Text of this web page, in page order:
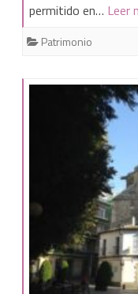
No
están
las
que
son.
permitido en… Leer
Patrimonio